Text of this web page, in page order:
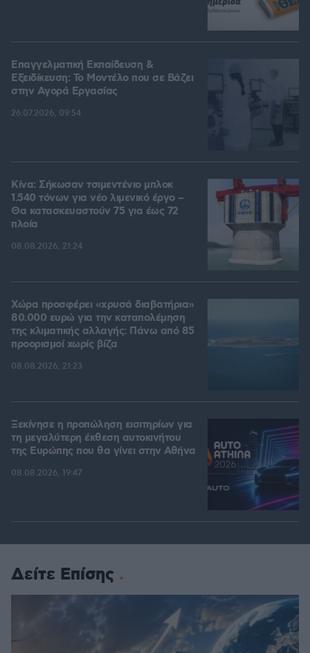
Επαγγελματική Εκπαίδευση &
Εξειδίκευση: Το Mοντέλο που σε Bάζει
στην Aγορά Eργασίας
26.07.2026, 09:54
Κίνα: Σήκωσαν τσιμεντένιο μπλοκ
1.540 τόνων για νέο λιμενικό έργο –
Θα κατασκευαστούν 75 για έως 72
πλοία
08.08.2026, 21:24
Χώρα προσφέρει «χρυσά διαβατήρια»
80.000 ευρώ για την καταπολέμηση
της κλιματικής αλλαγής: Πάνω από 85
προορισμοί χωρίς βίζα
08.08.2026, 21:23
Ξεκίνησε η προπώληση εισιτηρίων για
τη μεγαλύτερη έκθεση αυτοκινήτου
της Ευρώπης που θα γίνει στην Αθήνα
08.08.2026, 19:47
Δείτε Επίσης